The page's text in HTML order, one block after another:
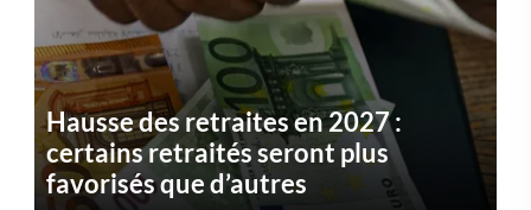
Hausse des retraites en 2027 :
certains retraités seront plus
favorisés que d’autres